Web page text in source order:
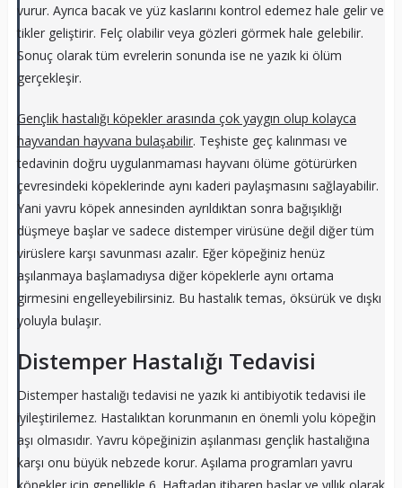
vurur. Ayrıca bacak ve yüz kaslarını kontrol edemez hale gelir ve
tikler geliştirir. Felç olabilir veya gözleri görmek hale gelebilir.
Sonuç olarak tüm evrelerin sonunda ise ne yazık ki ölüm
gerçekleşir.
Gençlik hastalığı köpekler arasında çok yaygın olup kolayca
hayvandan hayvana bulaşabilir. Teşhiste geç kalınması ve
tedavinin doğru uygulanmaması hayvanı ölüme götürürken
çevresindeki köpeklerinde aynı kaderi paylaşmasını sağlayabilir.
Yani yavru köpek annesinden ayrıldıktan sonra bağışıklığı
düşmeye başlar ve sadece distemper virüsüne değil diğer tüm
virüslere karşı savunması azalır. Eğer köpeğiniz henüz
aşılanmaya başlamadıysa diğer köpeklerle aynı ortama
girmesini engelleyebilirsiniz. Bu hastalık temas, öksürük ve dışkı
yoluyla bulaşır.
Distemper Hastalığı Tedavisi
Distemper hastalığı tedavisi ne yazık ki antibiyotik tedavisi ile
iyileştirilemez. Hastalıktan korunmanın en önemli yolu köpeğin
aşı olmasıdır. Yavru köpeğinizin aşılanması gençlik hastalığına
karşı onu büyük nebzede korur. Aşılama programları yavru